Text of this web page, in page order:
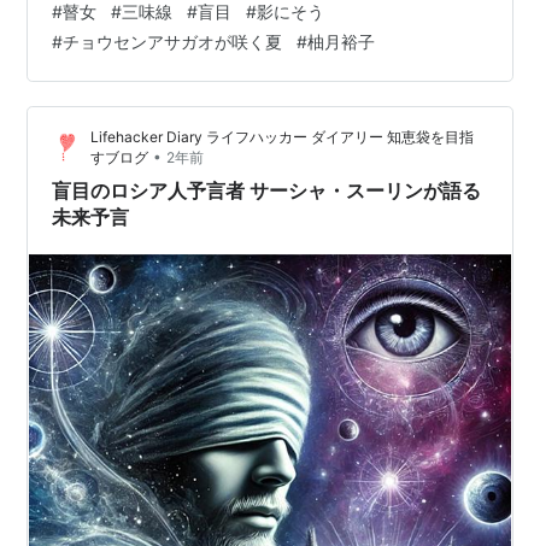
こかへ行ったきり1刻（2時間）たっても持ってこない 付
近は風雪で盲目のチヨはどこ行ったのか探しようがない
もしかして捨てられたのではないかと心配する 気を失っ
たチヨは瞽女屋敷でハツとコトエに見守られているとき
目を覚ました コトエが言うにはチヨとコトエがチヨが歩
きやすいよ…
#瞽女 #三味線 #盲目 #影にそう
#チョウセンアサガオが咲く夏 #柚月裕子
Lifehacker Diary ライフハッカー ダイアリー 知恵袋を目指
すブログ • 2年前
盲目のロシア人予言者 サーシャ・スーリンが語る
未来予言